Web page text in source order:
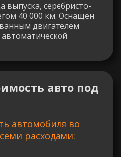
выпуска, серебристо-
40 000 км. Оснащен
двигателем
авто под
автомобиля во
расходами: